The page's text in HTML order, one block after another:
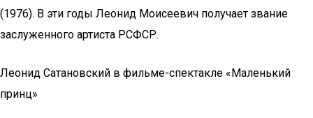
(1976). В эти годы Леонид Моисеевич получает звание
заслуженного артиста РСФСР.
Леонид Сатановский в фильме-спектакле «Маленький
принц»